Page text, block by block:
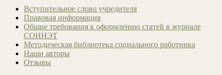
Вступительное слово учредителя
Правовая информация
Общие требования к оформлению статей в журнале
СОННЭТ
Методическая библиотека социального работника
Наши авторы
Отзывы